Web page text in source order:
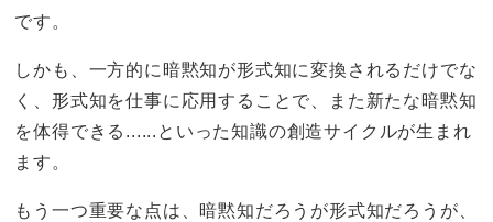
です。
しかも、一方的に暗黙知が形式知に変換されるだけでな
く、形式知を仕事に応用することで、また新たな暗黙知
を体得できる......といった知識の創造サイクルが生まれ
ます。
もう一つ重要な点は、暗黙知だろうが形式知だろうが、